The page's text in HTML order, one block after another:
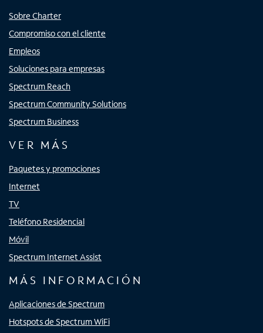
Sobre Charter
Compromiso con el cliente
Empleos
Soluciones para empresas
Spectrum Reach
Spectrum Community Solutions
Spectrum Business
VER MÁS
Paquetes y promociones
Internet
TV
Teléfono Residencial
Móvil
Spectrum Internet Assist
MÁS INFORMACIÓN
Aplicaciones de Spectrum
Hotspots de Spectrum WiFi